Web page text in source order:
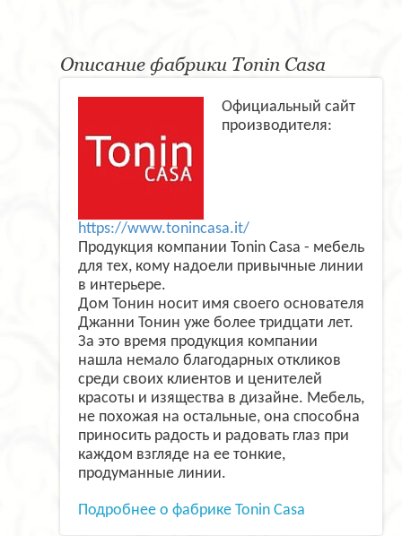
Описание фабрики Tonin Casa
Официальный сайт
производителя:
https://www.tonincasa.it/
Продукция компании Tonin Casa - мебель
для тех, кому надоели привычные линии
в интерьере.
Дом Тонин носит имя своего основателя
Джанни Тонин уже более тридцати лет.
За это время продукция компании
нашла немало благодарных откликов
среди своих клиентов и ценителей
красоты и изящества в дизайне. Мебель,
не похожая на остальные, она способна
приносить радость и радовать глаз при
каждом взгляде на ее тонкие,
продуманные линии.
Подробнее о фабрике Tonin Casa